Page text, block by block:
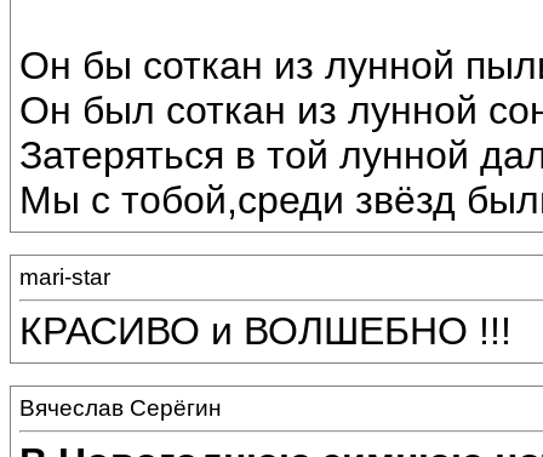
Он бы соткан из лунной
Он был соткан из лунной
Затеряться в той лунной
Мы с тобой,среди звёзд
mari-star
КРАСИВО и ВОЛШЕБНО !!!
Вячеслав Серёгин